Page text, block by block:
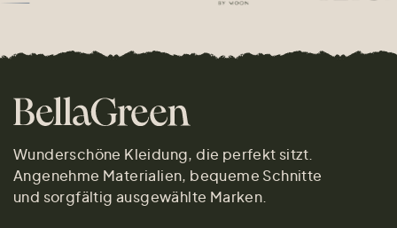
Wunderschöne Kleidung, die perfekt sitzt.
Angenehme Materialien, bequeme Schnitte
und sorgfältig ausgewählte Marken.